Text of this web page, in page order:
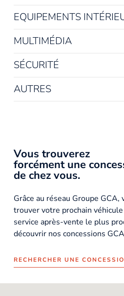
EQUIPEMENTS
MULTIMÉDIA
SÉCURITÉ
AUTRES
Vous trouverez
forcément une
de chez vous.
Grâce au réseau Groupe GCA,
trouver votre prochain
service après-vente le plus
découvrir nos concessions GCA
RECHERCHER UNE